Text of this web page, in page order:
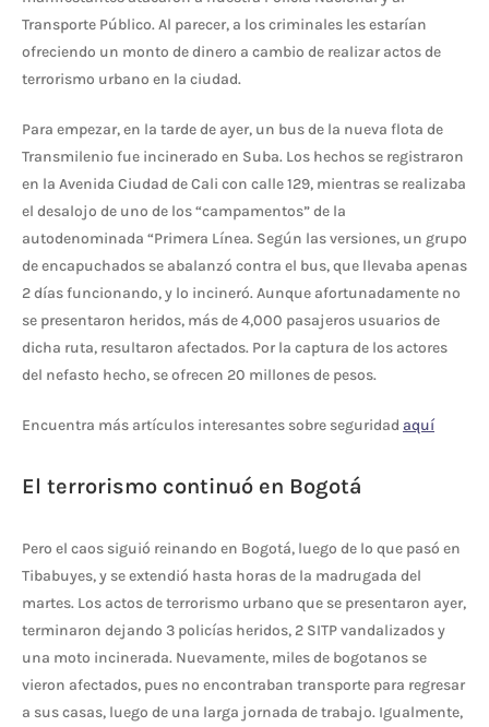
Transporte Público. Al parecer, a los criminales les estarían
ofreciendo un monto de dinero a cambio de realizar actos de
terrorismo urbano en la ciudad.
Para empezar, en la tarde de ayer, un bus de la nueva flota de
Transmilenio fue incinerado en Suba. Los hechos se registraron
en la Avenida Ciudad de Cali con calle 129, mientras se realizaba
el desalojo de uno de los “campamentos” de la
autodenominada “Primera Línea. Según las versiones, un grupo
de encapuchados se abalanzó contra el bus, que llevaba apenas
2 días funcionando, y lo incineró. Aunque afortunadamente no
se presentaron heridos, más de 4,000 pasajeros usuarios de
dicha ruta, resultaron afectados. Por la captura de los actores
del nefasto hecho, se ofrecen 20 millones de pesos.
Encuentra más artículos interesantes sobre seguridad aquí
El terrorismo continuó en Bogotá
Pero el caos siguió reinando en Bogotá, luego de lo que pasó en
Tibabuyes, y se extendió hasta horas de la madrugada del
martes. Los actos de terrorismo urbano que se presentaron ayer,
terminaron dejando 3 policías heridos, 2 SITP vandalizados y
una moto incinerada. Nuevamente, miles de bogotanos se
vieron afectados, pues no encontraban transporte para regresar
a sus casas, luego de una larga jornada de trabajo. Igualmente,